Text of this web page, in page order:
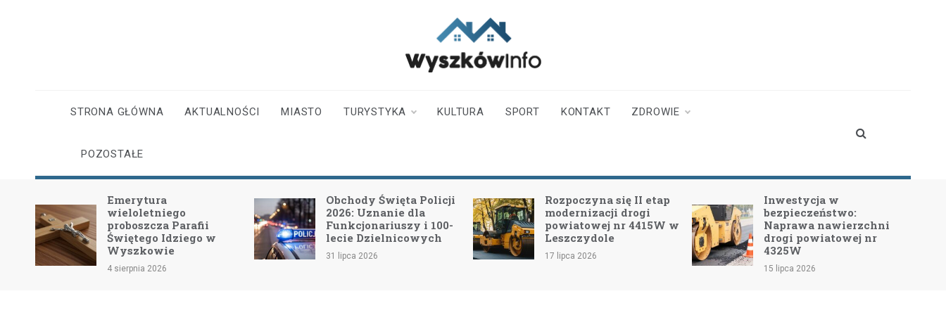
STRONA GŁÓWNA AKTUALNOŚCI MIASTO TURYSTYKA KULTURA SPORT KONTAKT ZDROWIE
POZOSTAŁE
Emerytura
wieloletniego
proboszcza Parafii
Świętego Idziego w
Wyszkowie
4 sierpnia 2026
Obchody Święta Policji
2026: Uznanie dla
Funkcjonariuszy i 100-
lecie Dzielnicowych
31 lipca 2026
Rozpoczyna się II etap
modernizacji drogi
powiatowej nr 4415W w
Leszczydole
17 lipca 2026
Inwestycja w
bezpieczeństwo:
Naprawa nawierzchni
drogi powiatowej nr
4325W
15 lipca 2026